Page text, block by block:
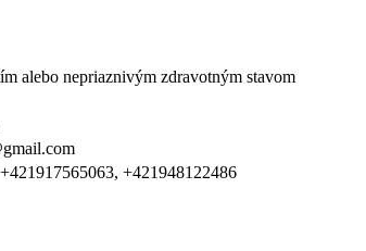
alebo nepriaznivým zdravotným stavom
+421948122486